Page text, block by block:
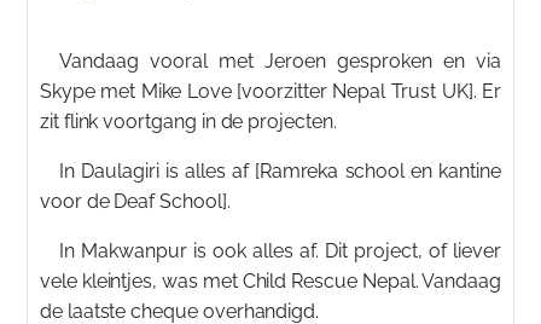
Vandaag vooral met Jeroen gesproken en via
Skype met Mike Love [voorzitter Nepal Trust UK]. Er
zit flink voortgang in de projecten.
In Daulagiri is alles af [Ramreka school en kantine
voor de Deaf School].
In Makwanpur is ook alles af. Dit project, of liever
vele kleintjes, was met Child Rescue Nepal. Vandaag
de laatste cheque overhandigd.